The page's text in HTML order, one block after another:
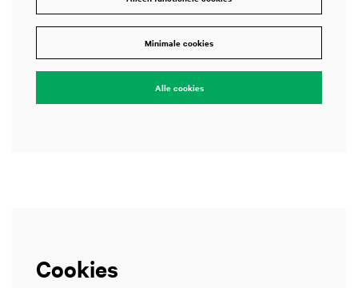
Minimale cookies
Alle cookies
Cookies
Inzoomen